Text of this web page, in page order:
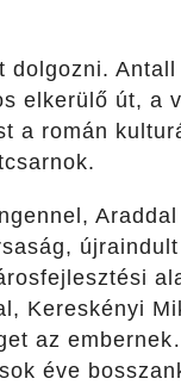
dolgozni.
elkerülő út, a
a román
Kereskényi
az
éve